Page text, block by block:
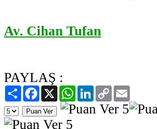
Av. Cihan Tufan
PAYLAŞ :
PaylaşFacebook
X WhatsAppLinkedIn
Copy
Link